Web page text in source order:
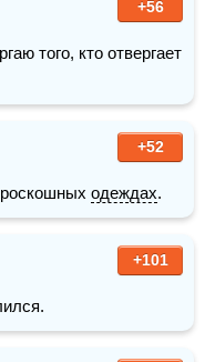
+56
того, кто отвергает
+52
одеждах.
+101